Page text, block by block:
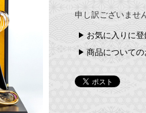
申し訳ございませ
お気に入りに登
商品について